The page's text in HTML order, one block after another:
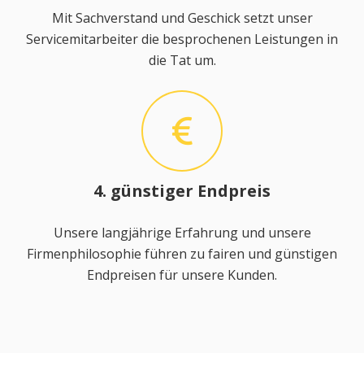
Mit Sachverstand und Geschick setzt unser
Servicemitarbeiter die besprochenen Leistungen in
die Tat um.
4. günstiger Endpreis
Unsere langjährige Erfahrung und unsere
Firmenphilosophie führen zu fairen und günstigen
Endpreisen für unsere Kunden.